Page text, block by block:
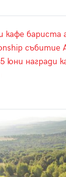
кафе бариста
събитие
юни награди